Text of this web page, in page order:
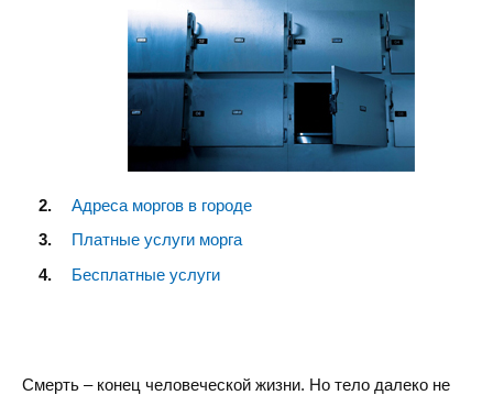
Адреса моргов в городе
Платные услуги морга
Бесплатные услуги
Смерть – конец человеческой жизни. Но тело далеко не